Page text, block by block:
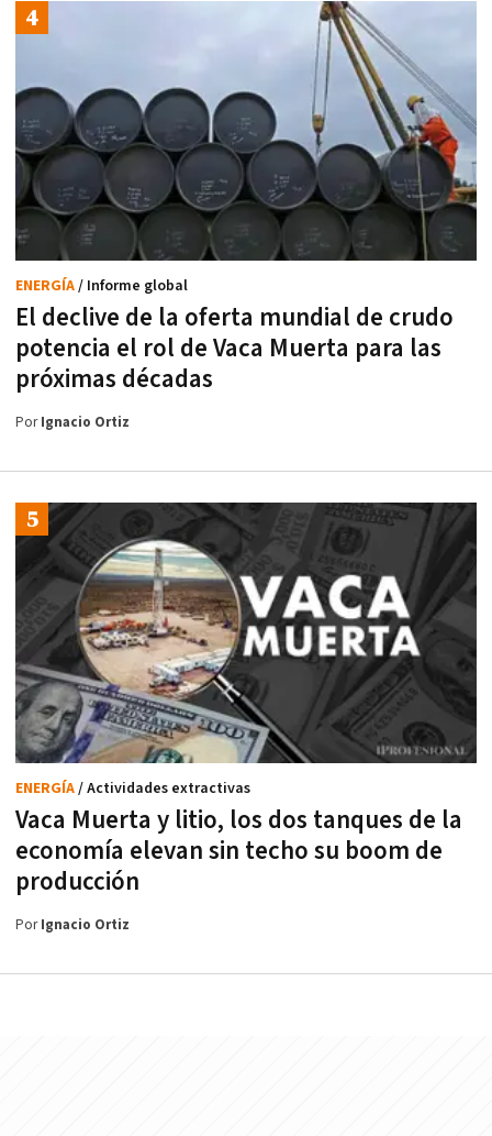
El declive de la oferta mundial de crudo
potencia el rol de Vaca Muerta para las
próximas décadas
ENERGÍA/ Informe global
PorIgnacio Ortiz
Vaca Muerta y litio, los dos tanques de la
economía elevan sin techo su boom de
producción
ENERGÍA/ Actividades extractivas
PorIgnacio Ortiz